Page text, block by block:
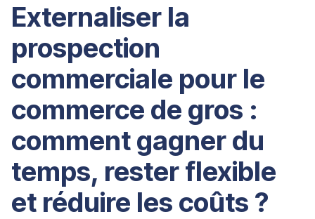
Externaliser la
prospection
commerciale pour le
commerce de gros :
comment gagner du
temps, rester flexible
et réduire les coûts ?